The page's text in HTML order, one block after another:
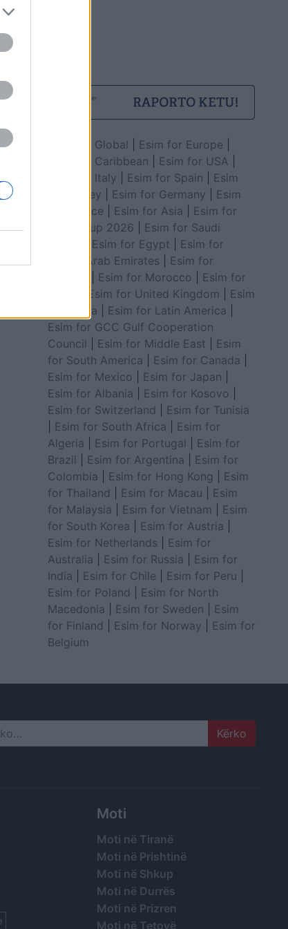
Esim for Global Esim for Europe
Esim for Caribbean
Esim for USA
Esim for Italy
Esim for Spain
Esim
for Turkey
Esim for Germany
Esim
for Greece
Esim for Asia
Esim for
World Cup 2026
Esim for Saudi
Esim for Egypt
Esim for
United Arab Emirates
Esim for
Esim for Morocco
Esim for
Esim for United Kingdom
Esim
for Africa
Esim for Latin America
Esim for GCC Gulf Cooperation
Council
Esim for Middle East
Esim
for South America
Esim for Canada
Esim for Mexico
Esim for Japan
Esim for Albania
Esim for Kosovo
Esim for Switzerland
Esim for Tunisia
Esim for South Africa
Esim for
Algeria
Esim for Portugal
Esim for
Brazil
Esim for Argentina
Esim for
Colombia
Esim for Hong Kong
Esim
for Thailand
Esim for Macau
Esim
for Malaysia
Esim for Vietnam
Esim
for South Korea
Esim for Austria
Esim for Netherlands
Esim for
Australia
Esim for Russia
Esim for
India
Esim for Chile Esim for Peru
Esim for Poland
Esim for North
Macedonia
Esim for Sweden
Esim
for Finland
Esim for Norway
Esim for
Belgium
Moti
Moti në Tiranë
Moti në Prishtinë
Moti në Shkup
Moti në Durrës
Moti në Prizren
Moti në Tetovë